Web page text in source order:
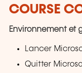
COURSE
Environnement et
Lancer
Quitter